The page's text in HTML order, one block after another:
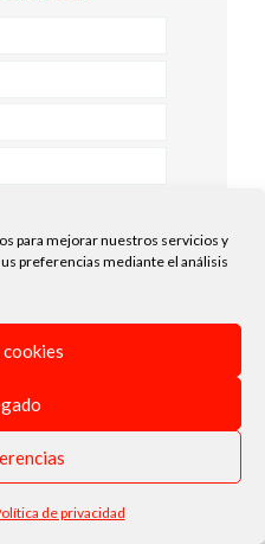
para mejorar nuestros servicios y
preferencias mediante el análisis
de privacidad